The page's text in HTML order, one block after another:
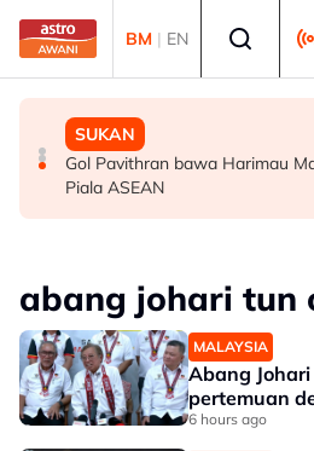
Skip to main content
BM | EN
MALAYSIA
Berita tempatan pilihan
MALAYSIA
Bapa lemas cuba selamatkan
SUKAN
Gol Pavithran bawa Harimau
Piala ASEAN
abang johari tun
MALAYSIA
Abang
pertemuan
6 hours ago